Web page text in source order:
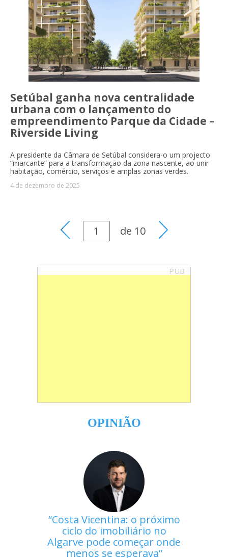
Setúbal ganha nova centralidade
urbana com o lançamento do
empreendimento Parque da Cidade –
Riverside Living
A presidente da Câmara de Setúbal considera-o um projecto
“marcante” para a transformação da zona nascente, ao unir
habitação, comércio, serviços e amplas zonas verdes.
4 de dezembro de 2025
de 10
PUB
OPINIÃO
Costa Vicentina: o próximo
ciclo do imobiliário no
Algarve pode começar onde
menos se esperava